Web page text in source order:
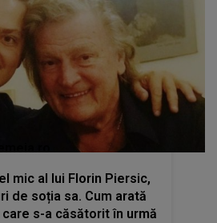
mic al lui Florin Piersic,
de soția sa. Cum arată
s-a căsătorit în urmă